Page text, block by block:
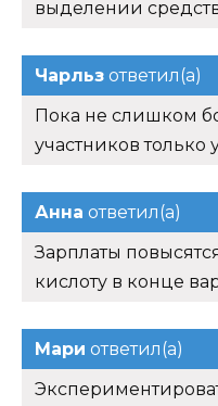
выделении средств
Чарльз ответил(а)
Пока не слишком
участников только
Анна ответил(а)
Зарплаты
кислоту в конце
Мари ответил(а)